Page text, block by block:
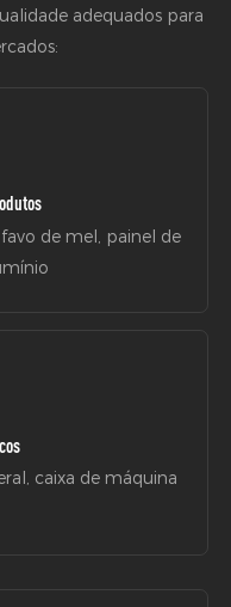
adequados para
de mel, painel de
caixa de máquina